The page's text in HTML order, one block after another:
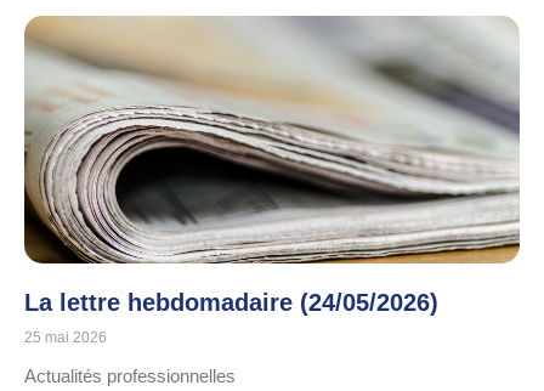
La lettre hebdomadaire (24/05/2026)
25 mai 2026
Actualités professionnelles